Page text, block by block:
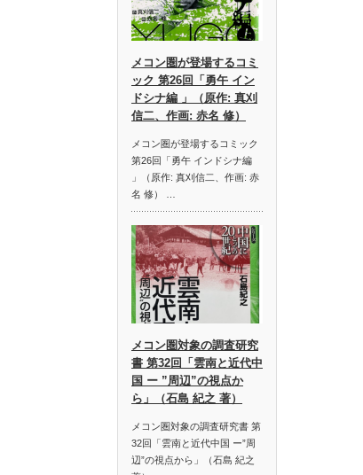
メコン圏が登場するコミ
ック 第26回「勇午 イン
ドシナ編 」（原作: 真刈
信二、作画: 赤名 修）
メコン圏が登場するコミック
第26回「勇午 インドシナ編
」（原作: 真刈信二、作画: 赤
名 修） …
メコン圏対象の調査研究
書 第32回「雲南と近代中
国 ー ”周辺”の視点か
ら」（石島 紀之 著）
メコン圏対象の調査研究書 第
32回「雲南と近代中国 ー”周
辺”の視点から」（石島 紀之